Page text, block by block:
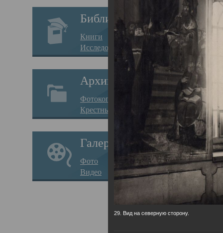
Библиотека
Книги
Исследования
Архив
Фотокопии дел
Крестные ходы
Галерея
Фото
Видео
29. Вид на северную сторону.